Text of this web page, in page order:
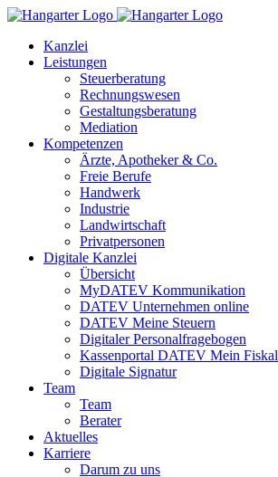
Kanzlei
Leistungen
Steuerberatung
Rechnungswesen
Gestaltungsberatung
Mediation
Kompetenzen
Ärzte, Apotheker & Co.
Freie Berufe
Handwerk
Industrie
Landwirtschaft
Privatpersonen
Digitale Kanzlei
Übersicht
MyDATEV Kommunikation
DATEV Unternehmen online
DATEV Meine Steuern
Digitaler Personalfragebogen
Kassenportal DATEV Mein Fiskal
Digitale Signatur
Team
Team
Berater
Aktuelles
Karriere
Darum zu uns